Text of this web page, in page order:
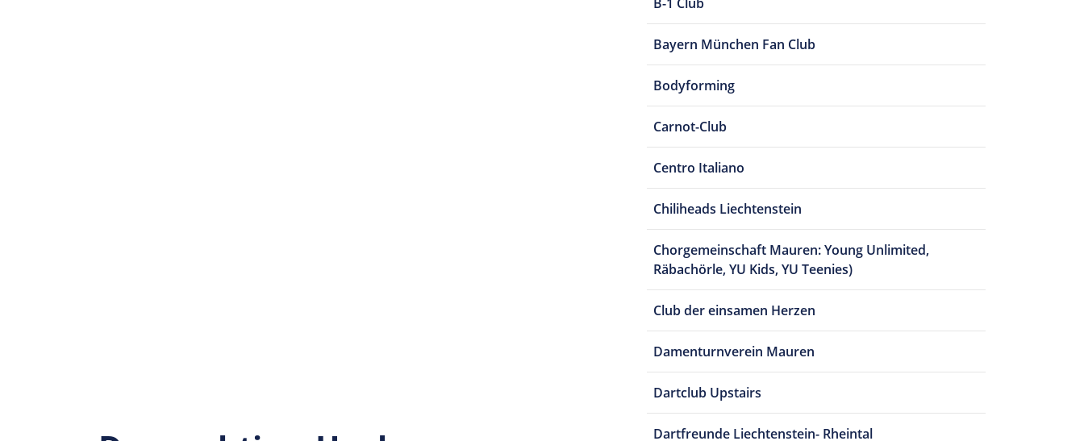
Bayern München Fan Club
Bodyforming
Carnot-Club
Centro Italiano
Chiliheads Liechtenstein
Chorgemeinschaft Mauren: Young Unlimited,
Räbachörle, YU Kids, YU Teenies)
Club der einsamen Herzen
Damenturnverein Mauren
Dartclub Upstairs
Dartfreunde Liechtenstein- Rheintal